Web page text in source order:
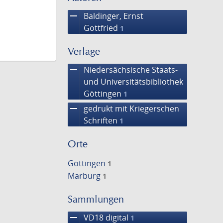
remove
Baldinger, Ernst
Gottfried 1
Verlage
remove
Niedersächsische Staats-
und Universitätsbibliothek
Göttingen 1
remove
gedrukt mit Kriegerschen
Schriften 1
Orte
Göttingen 1
Marburg 1
Sammlungen
remove VD18 digital 1